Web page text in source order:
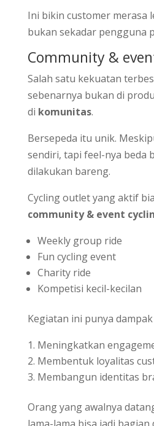
Ini bikin customer merasa
bukan sekadar pengguna
Community &
Salah satu kekuatan
sebenarnya bukan di
di komunitas.
Bersepeda itu unik.
sendiri, tapi feel-nya beda
dilakukan bareng.
Cycling outlet yang aktif
community & event
Weekly group ride
Fun cycling event
Charity ride
Kompetisi kecil-kecilan
Kegiatan ini punya
Meningkatkan
Membentuk loyalitas
Membangun identitas
Orang yang awalnya